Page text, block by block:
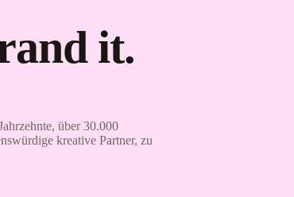
it.
über 30.000
kreative Partner, zu